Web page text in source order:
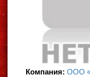
Компания: ООО